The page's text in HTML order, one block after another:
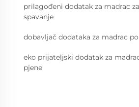
prilagođeni dodatak za madrac
spavanje
dobavljač dodataka za madrac
eko prijateljski dodatak za
pjene